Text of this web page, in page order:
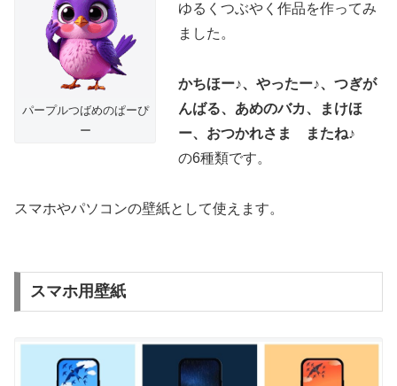
パープルつばめのぱーぴ
ー
ゆるくつぶやく作品を作ってみ
ました。
かちほー♪、やったー♪、つぎが
んばる、あめのバカ、まけほ
ー、おつかれさま またね♪
の6種類です。
スマホやパソコンの壁紙として使えます。
スマホ用壁紙